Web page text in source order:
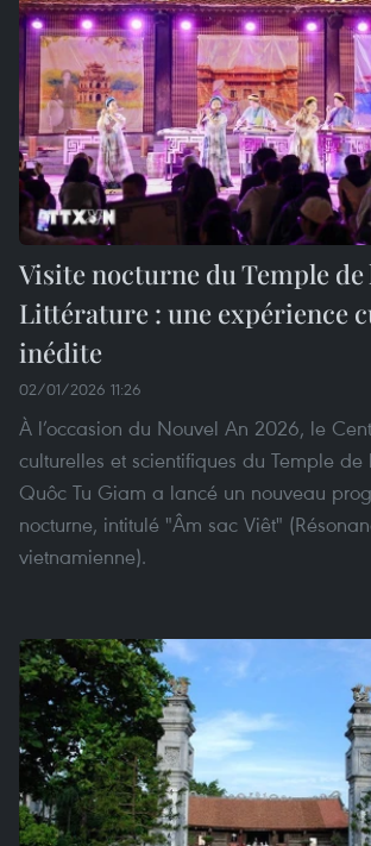
Visite nocturne du Temple de
Littérature : une expérience
inédite
02/01/2026 11:26
À l’occasion du Nouvel An 2026, le
culturelles et scientifiques du Temple de
Quôc Tu Giam a lancé un nouveau
nocturne, intitulé "Âm sac Viêt"
vietnamienne).